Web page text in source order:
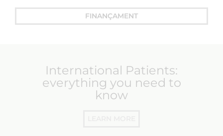
FINANÇAMENT
International Patients:
everything you need to
know